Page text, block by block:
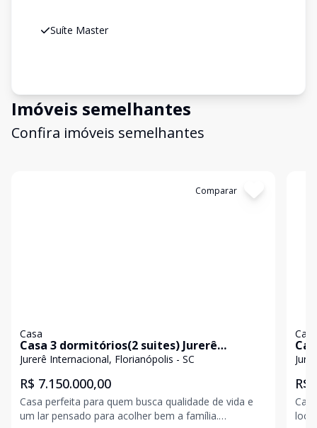
Suíte Master
Imóveis semelhantes
Confira imóveis semelhantes
Comparar
Casa
Casa 3 dormitórios(2 suites) Jurerê
Internacional
Jurerê Internacional, Florianópolis - SC
R$ 7.150.000,00
Casa perfeita para quem busca qualidade de vida e
um lar pensado para acolher bem a família.
Casa
R$